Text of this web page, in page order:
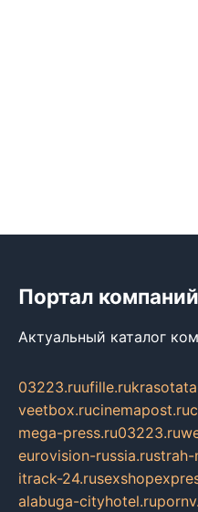
Портал компаний
Актуальный каталог
03223.ruufille.ru
veetbox.rucinemapost.ru
mega-press.ru03223.ru
eurovision-russia.rustrah-
itrack-24.ru
alabuga-cityhotel.ru